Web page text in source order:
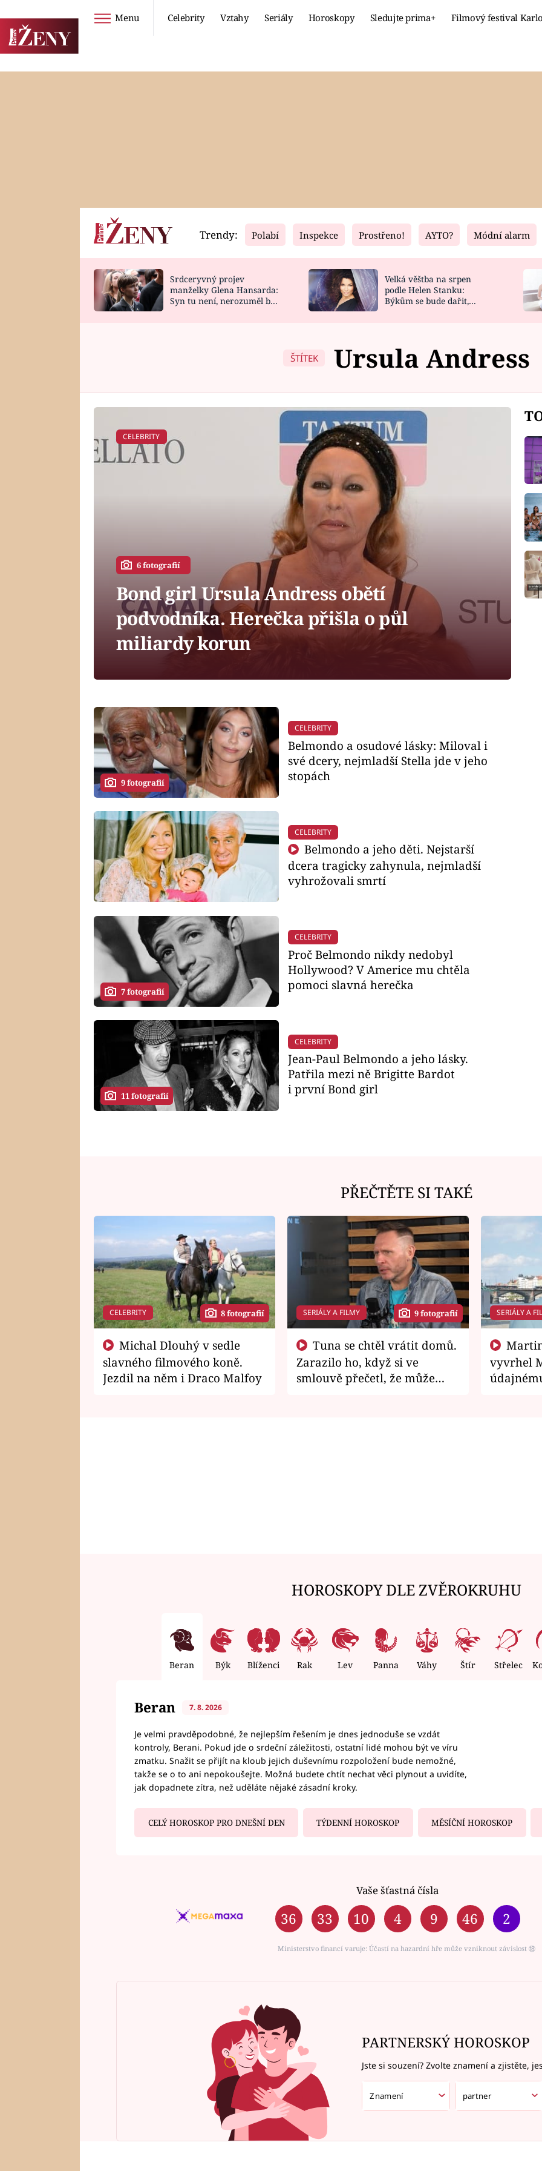
Menu Celebrity Vztahy Seriály Horoskopy Sledujte prima+ Filmový festival
Horoskopy
HOROSKOP NA
Video
CELEBRITY
VAŘENÍ
Fresh
NOVINKY
VIDEORECEPTY
Living
DESIGN
Trendy: Polabí Inspekce Prostřeno! AYTO? Módní alarm
Srdceryvný projev
manželky Glena Hansarda:
Syn tu není, nerozuměl by
Velká věštba na srpen
podle Helen Stanku:
Býkům se bude dařit,
ŠTÍTEK Ursula Andress
CELEBRITY
6 fotografií
Bond girl Ursula Andress obětí
podvodníka. Herečka přišla o půl
miliardy korun
9 fotografií
CELEBRITY
Belmondo a osudové lásky: Miloval i
své dcery, nejmladší Stella jde v jeho
stopách
CELEBRITY
Belmondo a jeho děti. Nejstarší
dcera tragicky zahynula, nejmladší
vyhrožovali smrtí
7 fotografií
CELEBRITY
Proč Belmondo nikdy nedobyl
Hollywood? V Americe mu chtěla
pomoci slavná herečka
11 fotografií
CELEBRITY
Jean-Paul Belmondo a jeho lásky.
Patřila mezi ně Brigitte Bardot
i první Bond girl
PŘEČTĚTE SI TAKÉ
CELEBRITY 8 fotografií
slavného filmového koně.
Jezdil na něm i Draco Malfoy
SERIÁLY A FILMY 9 fotografií
Zarazilo ho, když si ve
smlouvě přečetl, že může
SERIÁLY A
vyvrhel
HOROSKOPY DLE ZVĚROKRUHU
Beran Býk Blíženci Rak Lev Panna Váhy Štír Střelec
Beran 7. 8. 2026
Je velmi pravděpodobné, že nejlepším řešením je dnes jednoduše se vzdát
kontroly, Berani. Pokud jde o srdeční záležitosti, ostatní lidé mohou být ve víru
zmatku. Snažit se přijít na kloub jejich duševnímu rozpoložení bude nemožné,
takže se o to ani nepokoušejte. Možná budete chtít nechat věci plynout a uvidíte,
jak dopadnete zítra, než uděláte nějaké zásadní kroky.
CELÝ HOROSKOP PRO DNEŠNÍ DEN TÝDENNÍ HOROSKOP MĚSÍČNÍ HOROSKOP
Vaše šťastná čísla
36 33 10 4 9 46 2
Ministerstvo financí varuje: Účastí na hazardní hře může vzniknout závislost ⑱
PARTNERSKÝ HOROSKOP
Jste si souzení? Zvolte znamení a zjistěte,